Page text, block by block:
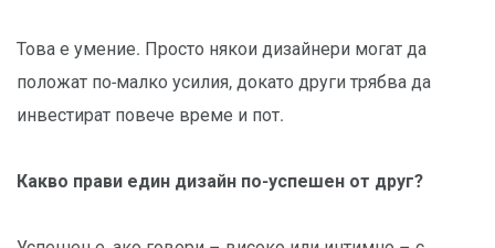
Това е умение. Просто някои дизайнери могат да
положат по-малко усилия, докато други трябва да
инвестират повече време и пот.
Какво прави един дизайн по-успешен от друг?